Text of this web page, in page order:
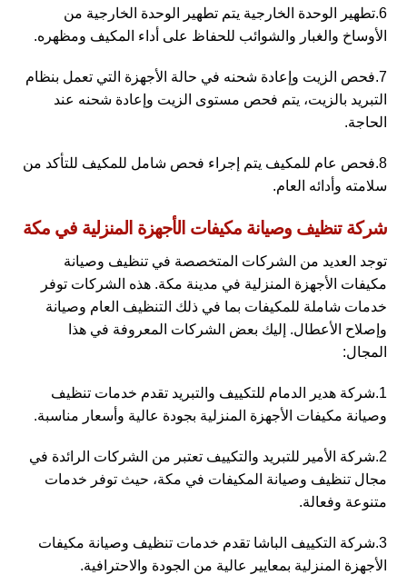
6.تطهير الوحدة الخارجية يتم تطهير الوحدة الخارجية من
الأوساخ والغبار والشوائب للحفاظ على أداء المكيف ومظهره.
7.فحص الزيت وإعادة شحنه في حالة الأجهزة التي تعمل بنظام
التبريد بالزيت، يتم فحص مستوى الزيت وإعادة شحنه عند
الحاجة.
8.فحص عام للمكيف يتم إجراء فحص شامل للمكيف للتأكد من
سلامته وأدائه العام.
شركة تنظيف وصيانة مكيفات الأجهزة المنزلية في مكة
توجد العديد من الشركات المتخصصة في تنظيف وصيانة
مكيفات الأجهزة المنزلية في مدينة مكة. هذه الشركات توفر
خدمات شاملة للمكيفات بما في ذلك التنظيف العام وصيانة
وإصلاح الأعطال. إليك بعض الشركات المعروفة في هذا
المجال:
1.شركة هدير الدمام للتكييف والتبريد تقدم خدمات تنظيف
وصيانة مكيفات الأجهزة المنزلية بجودة عالية وأسعار مناسبة.
2.شركة الأمير للتبريد والتكييف تعتبر من الشركات الرائدة في
مجال تنظيف وصيانة المكيفات في مكة، حيث توفر خدمات
متنوعة وفعالة.
3.شركة التكييف الباشا تقدم خدمات تنظيف وصيانة مكيفات
الأجهزة المنزلية بمعايير عالية من الجودة والاحترافية.